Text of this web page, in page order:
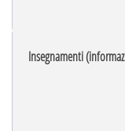
Insegnamenti